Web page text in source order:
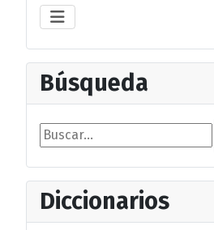
Búsqueda
Buscar...
Diccionarios